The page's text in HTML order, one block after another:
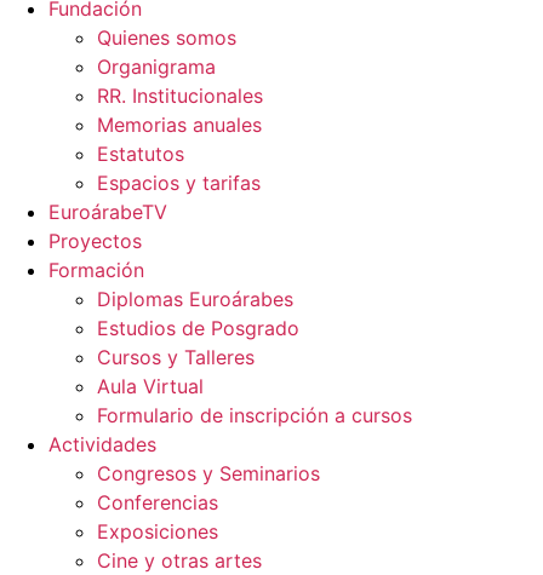
Fundación
Quienes somos
Organigrama
RR. Institucionales
Memorias anuales
Estatutos
Espacios y tarifas
EuroárabeTV
Proyectos
Formación
Diplomas Euroárabes
Estudios de Posgrado
Cursos y Talleres
Aula Virtual
Formulario de inscripción a cursos
Actividades
Congresos y Seminarios
Conferencias
Exposiciones
Cine y otras artes